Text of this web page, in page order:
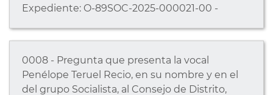
Expediente: O-89SOC-2025-000021-00 -
0008 - Pregunta que presenta la vocal
Penélope Teruel Recio, en su nombre y en el
del grupo Socialista, al Consejo de Distrito,